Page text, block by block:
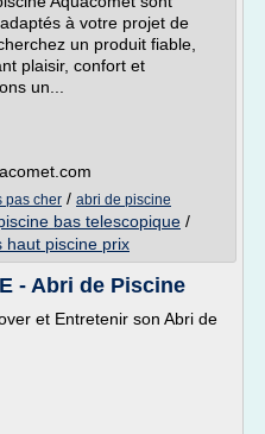
à votre projet de
un produit fiable,
plaisir, confort et
un...
pas cher / abri de piscine
bas telescopique /
haut piscine prix
- Abri de Piscine
et Entretenir son Abri de